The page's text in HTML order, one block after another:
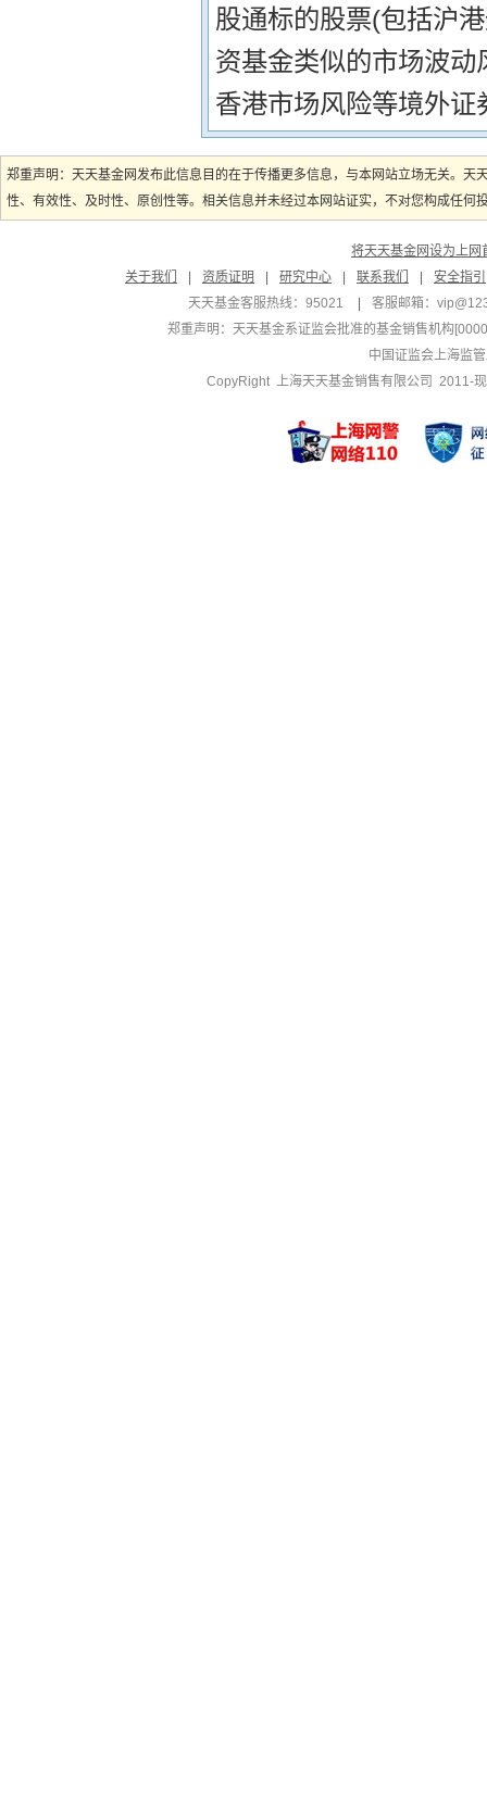
股通标的股票(包括沪
资基金类似的市场波
香港市场风险等境外
郑重声明：天天基金网发布此信息目的在于传播更多信息，与本网站立场无关。
性、有效性、及时性、原创性等。相关信息并未经过本网站证实，不对您构成任
将天天基金网设为上网
关于我们
资质证明 研究中心 联系我们
安全指引
天天基金客服热线：95021
客服邮箱：
郑重声明： 天天基金系证监会批准的基金销售机构
中国证监会上海监
CopyRight 上海天天基金销售有限公司 2011-